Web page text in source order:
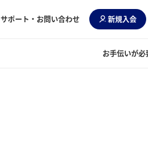
サポート・お問い合わせ 新規入会
お手伝いが